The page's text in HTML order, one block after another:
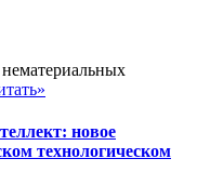
новое
технологическом